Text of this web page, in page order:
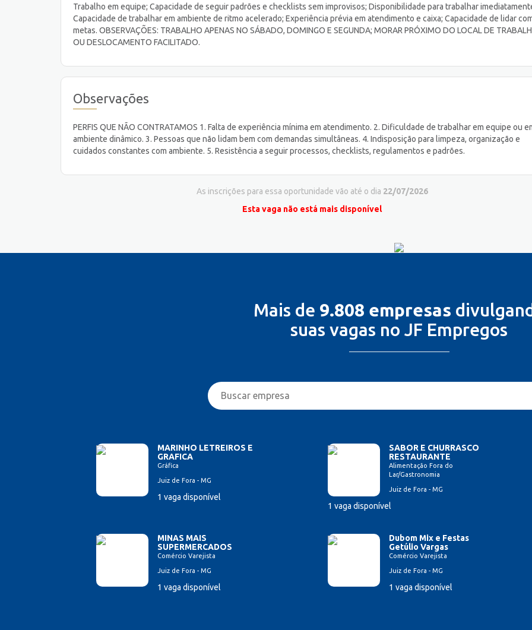
Trabalho em equipe; Capacidade de seguir padrões e checklists sem improvisos; Disponibilidade para trabalhar
Capacidade de trabalhar em ambiente de ritmo acelerado; Experiência prévia em atendimento e caixa; Capacidade de lidar
metas. OBSERVAÇÕES: TRABALHO APENAS NO SÁBADO, DOMINGO E SEGUNDA; MORAR PRÓXIMO DO LOCAL DE
OU DESLOCAMENTO FACILITADO.
Observações
PERFIS QUE NÃO CONTRATAMOS 1. Falta de experiência mínima em atendimento. 2. Dificuldade de trabalhar em equipe ou
ambiente dinâmico. 3. Pessoas que não lidam bem com demandas simultâneas. 4. Indisposição para limpeza, organização e
cuidados constantes com ambiente. 5. Resistência a seguir processos, checklists, regulamentos e padrões.
As inscrições para essa oportunidade vão até o dia 22/07/2026
Esta vaga não está mais disponível
Mais de 9.808 empresas
suas vagas no JF Empregos
MARINHO LETREIROS E
GRAFICA
Gráfica
Juiz de Fora - MG
1 vaga disponível
SABOR E CHURRASCO
RESTAURANTE
Alimentação Fora do
Lar/Gastronomia
Juiz de Fora - MG
1 vaga disponível
MINAS MAIS
SUPERMERCADOS
Comércio Varejista
Juiz de Fora - MG
1 vaga disponível
Dubom Mix e Festas
Getúlio Vargas
Comércio Varejista
Juiz de Fora - MG
1 vaga disponível